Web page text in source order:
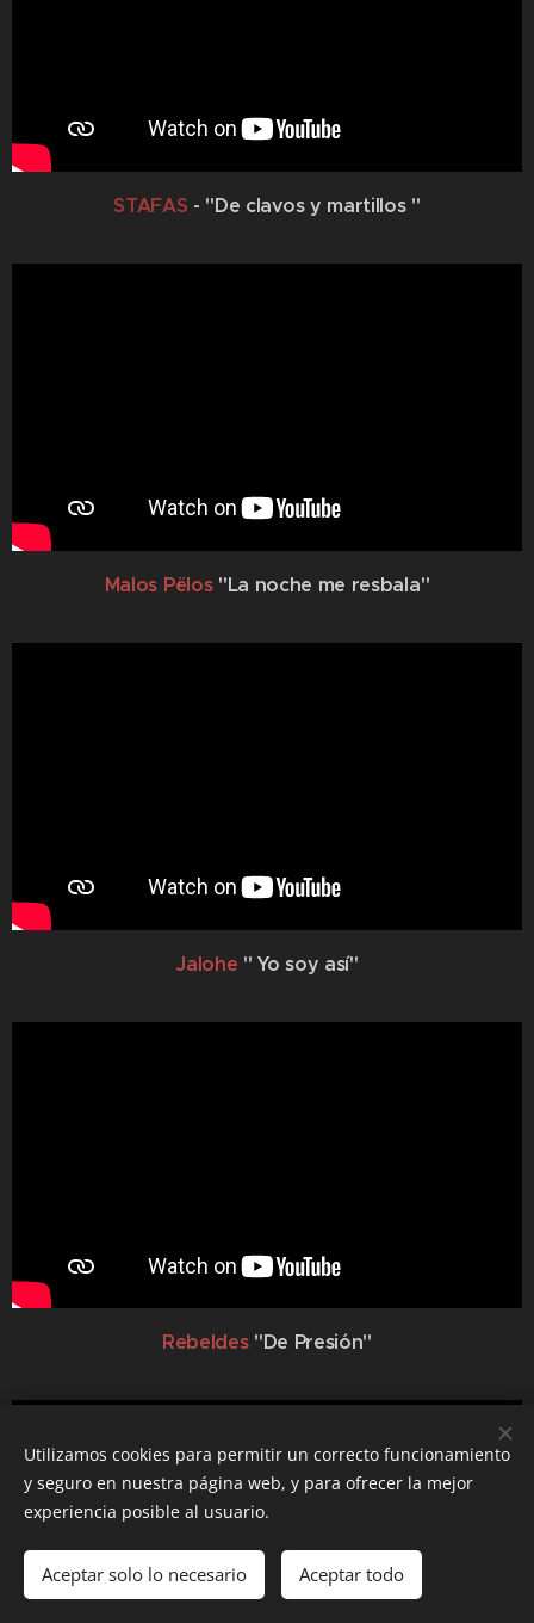
STAFAS - "De clavos y martillos "
Malos Pëlos "La noche me resbala"
Jalohe " Yo soy así"
Rebeldes "De Presión"
Utilizamos cookies para permitir un correcto funcionamiento
y seguro en nuestra página web, y para ofrecer la mejor
experiencia posible al usuario.
Aceptar solo lo necesario Aceptar todo